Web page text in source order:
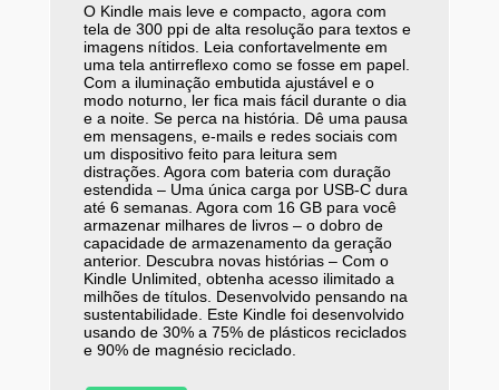
O Kindle mais leve e compacto, agora com
tela de 300 ppi de alta resolução para textos e
imagens nítidos. Leia confortavelmente em
uma tela antirreflexo como se fosse em papel.
Com a iluminação embutida ajustável e o
modo noturno, ler fica mais fácil durante o dia
e a noite. Se perca na história. Dê uma pausa
em mensagens, e-mails e redes sociais com
um dispositivo feito para leitura sem
distrações. Agora com bateria com duração
estendida – Uma única carga por USB-C dura
até 6 semanas. Agora com 16 GB para você
armazenar milhares de livros – o dobro de
capacidade de armazenamento da geração
anterior. Descubra novas histórias – Com o
Kindle Unlimited, obtenha acesso ilimitado a
milhões de títulos. Desenvolvido pensando na
sustentabilidade. Este Kindle foi desenvolvido
usando de 30% a 75% de plásticos reciclados
e 90% de magnésio reciclado.